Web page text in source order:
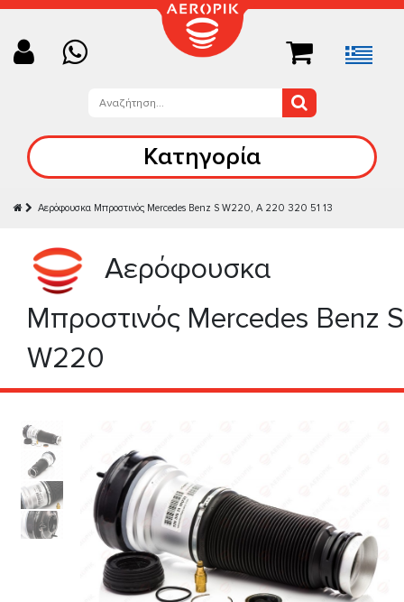
Κατηγορία
Aερόφουσκα Μπροστινός Mercedes Benz S W220, A 220 320 51 13
Aερόφουσκα
Μπροστινός Mercedes Benz S
W220